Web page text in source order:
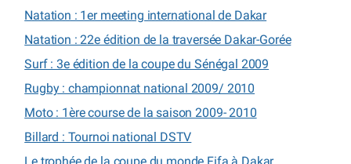
Natation : 1er meeting international de Dakar
Natation : 22e édition de la traversée Dakar-Gorée
Surf : 3e édition de la coupe du Sénégal 2009
Rugby : championnat national 2009/ 2010
Moto : 1ère course de la saison 2009- 2010
Billard : Tournoi national DSTV